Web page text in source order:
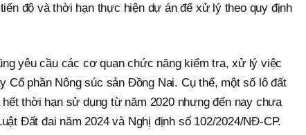
độ và thời hạn thực hiện dự án để xử lý theo quy định
yêu cầu các cơ quan chức năng kiểm tra, xử lý việc
Cổ phần Nông súc sản Đồng Nai. Cụ thể, một số lô đất
thời hạn sử dụng từ năm 2020 nhưng đến nay chưa
Đất đai năm 2024 và Nghị định số 102/2024/NĐ-CP.